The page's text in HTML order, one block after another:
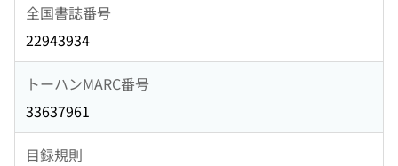
全国書誌番号
22943934
トーハンMARC番号
33637961
目録規則